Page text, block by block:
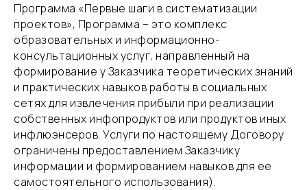
​Программа «Первые шаги в систематизации
проектов», Программа – это комплекс
образовательных и информационно-
консультационных услуг, направленный на
формирование у Заказчика теоретических знаний
и практических навыков работы в социальных
сетях для извлечения прибыли при реализации
собственных инфопродуктов или продуктов иных
инфлюэнсеров. Услуги по настоящему Договору
ограничены предоставлением Заказчику
информации и формированием навыков для ее
самостоятельного использования).